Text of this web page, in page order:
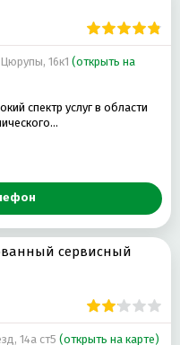
16к1 (открыть на
спектр услуг в области
сервисный
14а ст5 (открыть на карте)